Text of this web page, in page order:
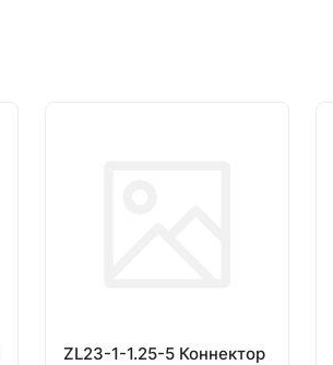
ZL23-1-1.25-5 Коннектор